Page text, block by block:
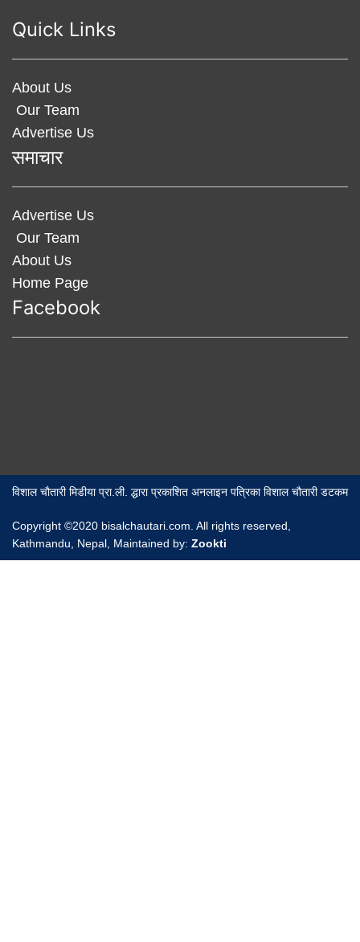
Quick Links
About Us
Our Team
Advertise Us
समाचार
Advertise Us
Our Team
About Us
Home Page
Facebook
विशाल चौतारी मिडीया प्रा.ली. द्धारा प्रकाशित अनलाइन पत्रिका विशाल चौतारी डटकम
Copyright ©2020 bisalchautari.com. All rights reserved,
Kathmandu, Nepal, Maintained by: Zookti